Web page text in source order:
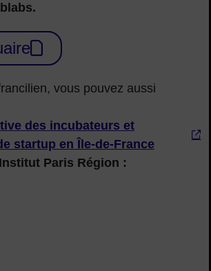
vous pouvez aussi
des incubateurs et
startup en Île-de-France
Paris Région :